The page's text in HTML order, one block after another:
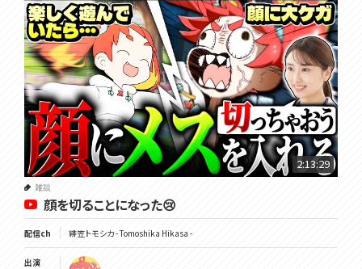
2:13:29
雑談
顔を切ることになった😢
配信ch 緋笠トモシカ - Tomoshika Hikasa -
出演